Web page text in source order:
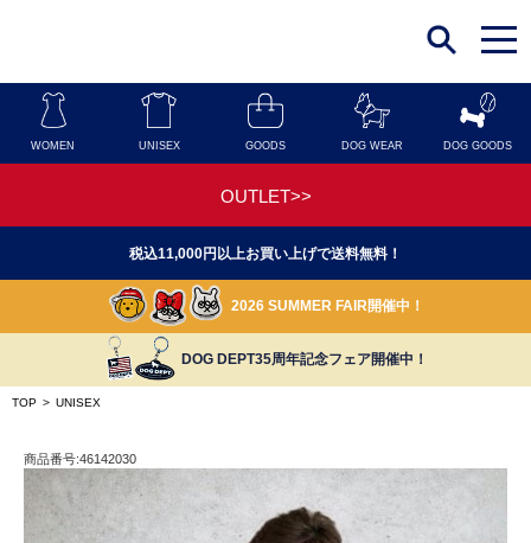
t
o
g
n
a
o
WOMEN UNISEX GOODS DOG WEAR DOG GOODS
OUTLET>>
税込11,000円以上お買い上げで送料無料！
2026 SUMMER FAIR開催中！
DOG DEPT35周年記念フェア開催中！
TOP > UNISEX
商品番号:46142030